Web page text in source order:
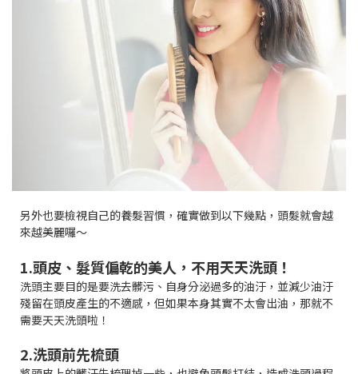
另外也要檢視自己的養髮習慣，確實做到以下幾點，頭髮就會越
來越美麗囉～
1.頭皮、髮質偏乾的美人，不用天天洗頭！
洗頭主要目的是要洗去髒污、自身分泌過多的油汙，並減少油汙
殘留在頭皮產生的不適感，但如果本身其實不太會出油，那就不
需要天天洗頭啦！
2.洗頭前先梳頭